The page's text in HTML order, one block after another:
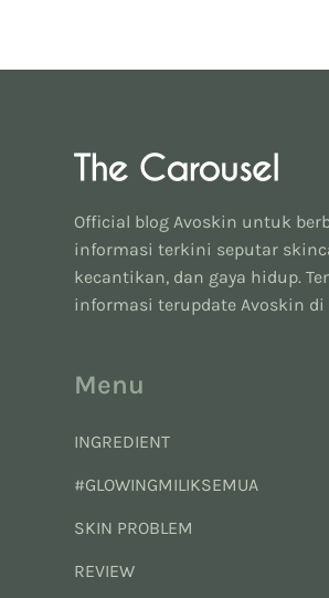
Official blog Avoskin untuk
informasi terkini seputar
kecantikan, dan gaya hidup.
informasi terupdate Avoskin di
Menu
INGREDIENT
#GLOWINGMILIKSEMUA
SKIN PROBLEM
REVIEW